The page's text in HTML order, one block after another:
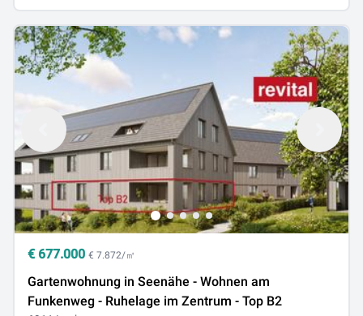
€ 677.000 € 7.872/㎡
Gartenwohnung in Seenähe - Wohnen am
Funkenweg - Ruhelage im Zentrum - Top B2